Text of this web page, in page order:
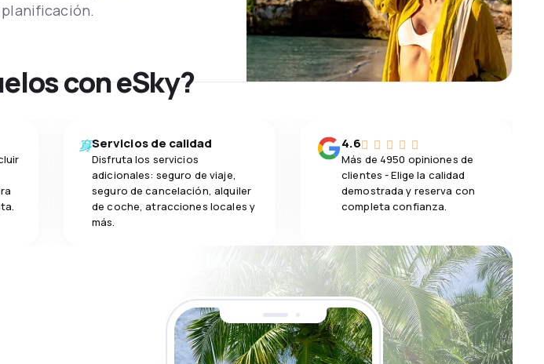
con eSky?
Servicios de calidad
Disfruta los servicios
adicionales: seguro de viaje,
seguro de cancelación, alquiler
de coche, atracciones locales y
más.
4.6
Más de 4950 opiniones de
clientes - Elige la calidad
demostrada y reserva con
completa confianza.